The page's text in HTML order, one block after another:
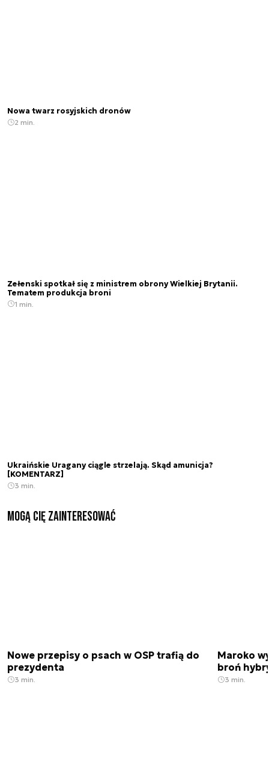
Nowa twarz rosyjskich dronów
2 min.
Zełenski spotkał się z ministrem obrony Wielkiej Brytanii.
Tematem produkcja broni
1 min.
Ukraińskie Uragany ciągle strzelają. Skąd amunicja?
[KOMENTARZ]
3 min.
Mogą Cię zainteresować
Nowe przepisy o psach w OSP trafią do
prezydenta
3 min.
Maroko
broń
3 min.